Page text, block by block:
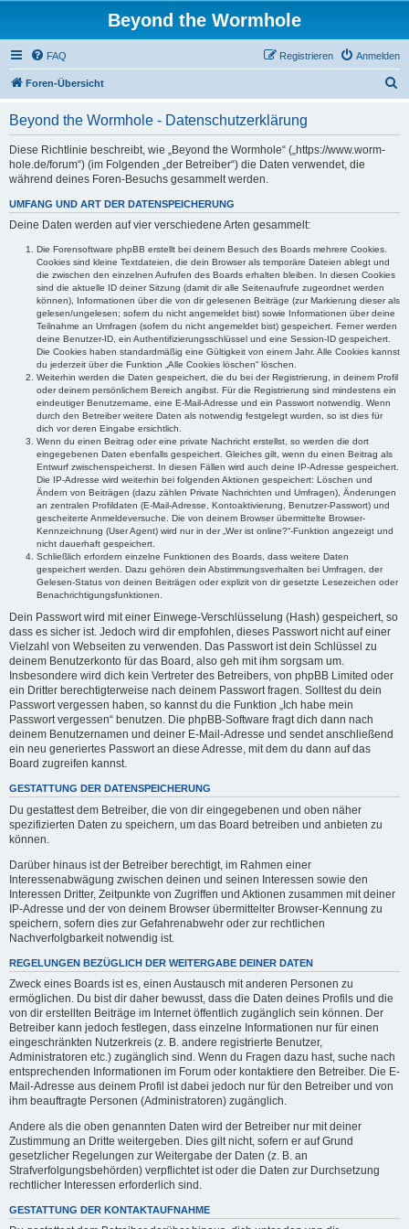
Beyond the Wormhole
FAQ Anmelden
Registrieren
Foren-Übersicht
Beyond the Wormhole - Datenschutzerklärung
Diese Richtlinie beschreibt, wie „Beyond the Wormhole“ („https://www.worm-
hole.de/forum“) (im Folgenden „der Betreiber“) die Daten verwendet, die
während deines Foren-Besuchs gesammelt werden.
UMFANG UND ART DER DATENSPEICHERUNG
Deine Daten werden auf vier verschiedene Arten gesammelt:
Die Forensoftware phpBB erstellt bei deinem Besuch des Boards mehrere Cookies.
Cookies sind kleine Textdateien, die dein Browser als temporäre Dateien ablegt und
die zwischen den einzelnen Aufrufen des Boards erhalten bleiben. In diesen Cookies
sind die aktuelle ID deiner Sitzung (damit dir alle Seitenaufrufe zugeordnet werden
können), Informationen über die von dir gelesenen Beiträge (zur Markierung dieser als
gelesen/ungelesen; sofern du nicht angemeldet bist) sowie Informationen über deine
Teilnahme an Umfragen (sofern du nicht angemeldet bist) gespeichert. Ferner werden
deine Benutzer-ID, ein Authentifizierungsschlüssel und eine Session-ID gespeichert.
Die Cookies haben standardmäßig eine Gültigkeit von einem Jahr. Alle Cookies kannst
du jederzeit über die Funktion „Alle Cookies löschen“ löschen.
Weiterhin werden die Daten gespeichert, die du bei der Registrierung, in deinem Profil
oder deinem persönlichem Bereich angibst. Für die Registrierung sind mindestens ein
eindeutiger Benutzername, eine E-Mail-Adresse und ein Passwort notwendig. Wenn
durch den Betreiber weitere Daten als notwendig festgelegt wurden, so ist dies für
dich vor deren Eingabe ersichtlich.
Wenn du einen Beitrag oder eine private Nachricht erstellst, so werden die dort
eingegebenen Daten ebenfalls gespeichert. Gleiches gilt, wenn du einen Beitrag als
Entwurf zwischenspeicherst. In diesen Fällen wird auch deine IP-Adresse gespeichert.
Die IP-Adresse wird weiterhin bei folgenden Aktionen gespeichert: Löschen und
Ändern von Beiträgen (dazu zählen Private Nachrichten und Umfragen), Änderungen
an zentralen Profildaten (E-Mail-Adresse, Kontoaktivierung, Benutzer-Passwort) und
gescheiterte Anmeldeversuche. Die von deinem Browser übermittelte Browser-
Kennzeichnung (User Agent) wird nur in der „Wer ist online?“-Funktion angezeigt und
nicht dauerhaft gespeichert.
Schließlich erfordern einzelne Funktionen des Boards, dass weitere Daten
gespeichert werden. Dazu gehören dein Abstimmungsverhalten bei Umfragen, der
Gelesen-Status von deinen Beiträgen oder explizit von dir gesetzte Lesezeichen oder
Benachrichtigungsfunktionen.
Dein Passwort wird mit einer Einwege-Verschlüsselung (Hash) gespeichert, so
dass es sicher ist. Jedoch wird dir empfohlen, dieses Passwort nicht auf einer
Vielzahl von Webseiten zu verwenden. Das Passwort ist dein Schlüssel zu
deinem Benutzerkonto für das Board, also geh mit ihm sorgsam um.
Insbesondere wird dich kein Vertreter des Betreibers, von phpBB Limited oder
ein Dritter berechtigterweise nach deinem Passwort fragen. Solltest du dein
Passwort vergessen haben, so kannst du die Funktion „Ich habe mein
Passwort vergessen“ benutzen. Die phpBB-Software fragt dich dann nach
deinem Benutzernamen und deiner E-Mail-Adresse und sendet anschließend
ein neu generiertes Passwort an diese Adresse, mit dem du dann auf das
Board zugreifen kannst.
GESTATTUNG DER DATENSPEICHERUNG
Du gestattest dem Betreiber, die von dir eingegebenen und oben näher
spezifizierten Daten zu speichern, um das Board betreiben und anbieten zu
können.
Darüber hinaus ist der Betreiber berechtigt, im Rahmen einer
Interessenabwägung zwischen deinen und seinen Interessen sowie den
Interessen Dritter, Zeitpunkte von Zugriffen und Aktionen zusammen mit deiner
IP-Adresse und der von deinem Browser übermittelter Browser-Kennung zu
speichern, sofern dies zur Gefahrenabwehr oder zur rechtlichen
Nachverfolgbarkeit notwendig ist.
REGELUNGEN BEZÜGLICH DER WEITERGABE DEINER DATEN
Zweck eines Boards ist es, einen Austausch mit anderen Personen zu
ermöglichen. Du bist dir daher bewusst, dass die Daten deines Profils und die
von dir erstellten Beiträge im Internet öffentlich zugänglich sein können. Der
Betreiber kann jedoch festlegen, dass einzelne Informationen nur für einen
eingeschränkten Nutzerkreis (z. B. andere registrierte Benutzer,
Administratoren etc.) zugänglich sind. Wenn du Fragen dazu hast, suche nach
entsprechenden Informationen im Forum oder kontaktiere den Betreiber. Die E-
Mail-Adresse aus deinem Profil ist dabei jedoch nur für den Betreiber und von
ihm beauftragte Personen (Administratoren) zugänglich.
Andere als die oben genannten Daten wird der Betreiber nur mit deiner
Zustimmung an Dritte weitergeben. Dies gilt nicht, sofern er auf Grund
gesetzlicher Regelungen zur Weitergabe der Daten (z. B. an
Strafverfolgungsbehörden) verpflichtet ist oder die Daten zur Durchsetzung
rechtlicher Interessen erforderlich sind.
GESTATTUNG DER KONTAKTAUFNAHME